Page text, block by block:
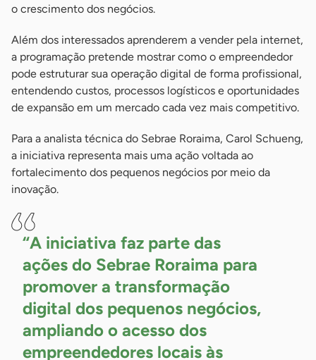
o crescimento dos negócios.
Além dos interessados aprenderem a vender pela internet,
a programação pretende mostrar como o empreendedor
pode estruturar sua operação digital de forma profissional,
entendendo custos, processos logísticos e oportunidades
de expansão em um mercado cada vez mais competitivo.
Para a analista técnica do Sebrae Roraima, Carol Schueng,
a iniciativa representa mais uma ação voltada ao
fortalecimento dos pequenos negócios por meio da
inovação.
“A iniciativa faz parte das
ações do Sebrae Roraima para
promover a transformação
digital dos pequenos negócios,
ampliando o acesso dos
empreendedores locais às